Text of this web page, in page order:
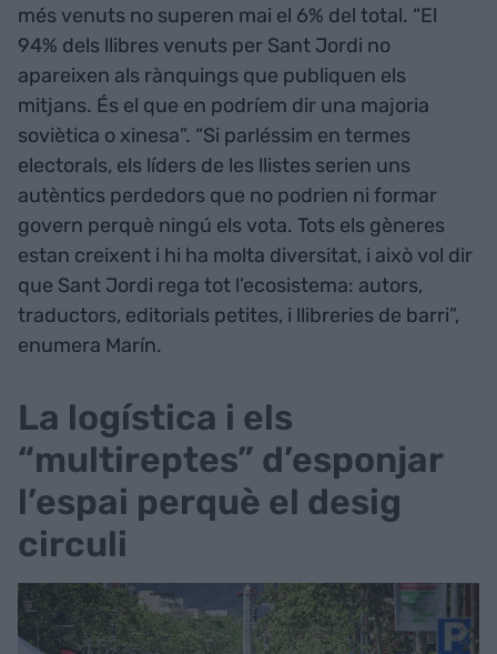
més venuts no superen mai el 6% del total. “El
94% dels llibres venuts per Sant Jordi no
apareixen als rànquings que publiquen els
mitjans. És el que en podríem dir una majoria
soviètica o xinesa”. “Si parléssim en termes
electorals, els líders de les llistes serien uns
autèntics perdedors que no podrien ni formar
govern perquè ningú els vota. Tots els gèneres
estan creixent i hi ha molta diversitat, i això vol dir
que Sant Jordi rega tot l’ecosistema: autors,
traductors, editorials petites, i llibreries de barri”,
enumera Marín.
La logística i els
“multireptes” d’esponjar
l’espai perquè el desig
circuli